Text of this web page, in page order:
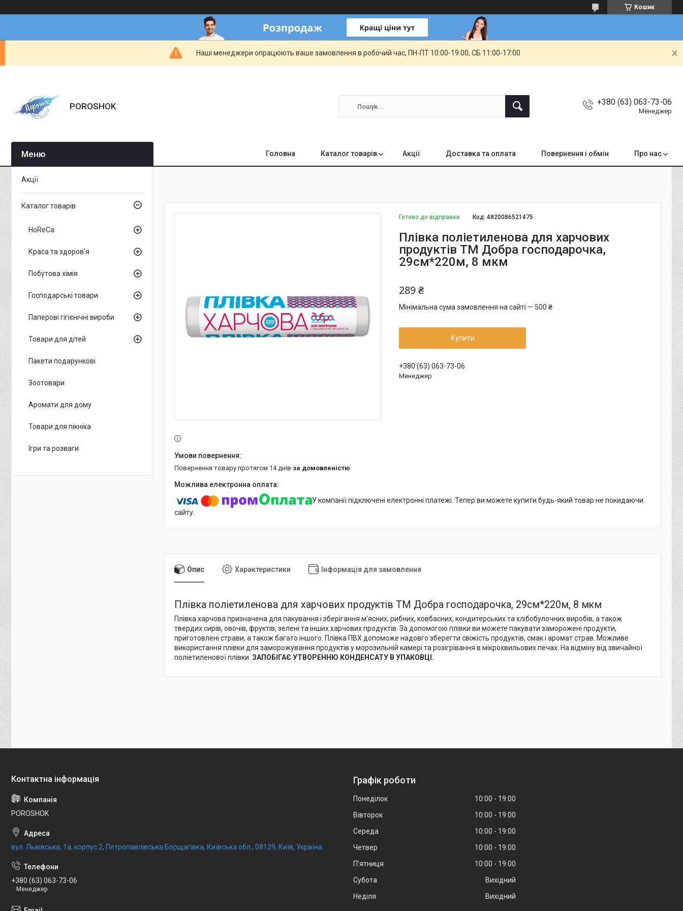
Кошик
Наші менеджери опрацюють ваше замовлення в робочий час, ПН-ПТ 10:00-19:00, СБ 11:00-17:00
POROSHOK +380 (63) 063-73-06
Менеджер
Головна Каталог товарів Акції Доставка та оплата Повернення і обмін Про нас
Готово до відправки Код:4820086521475
Плівка поліетиленова для харчових
продуктів ТМ Добра господарочка,
29см*220м, 8 мкм
289 ₴
Мінімальна сума замовлення на сайті — 500 ₴
Купити
+380 (63) 063-73-06
Менеджер
повернення товару протягом 14 днів за домовленістю
У компанії підключені електронні платежі. Тепер ви можете купити будь-який товар не покидаючи
сайту.
Опис Характеристики Інформація для замовлення
Плівка поліетиленова для харчових продуктів ТМ Добра господарочка, 29см*220м, 8 мкм
Плівка харчова призначена для пакування і зберігання м’ясних, рибних, ковбасних, кондитерських та хлібобулочних виробів, а також
твердих сирів, овочів, фруктів, зелені та інших харчових продуктів. За допомогою плівки ви можете пакувати заморожені продукти,
приготовлені страви, а також багато іншого. Плівка ПВХ допоможе надовго зберегти свіжість продуктів, смак і аромат страв. Можливе
використання плівки для заморожування продуктів у морозильній камері та розігрівання в мікрохвильових печах. На відміну від звичайної
поліетиленової плівки. ЗАПОБІГАЄ УТВОРЕННЮ КОНДЕНСАТУ В УПАКОВЦІ.
Акції
Каталог товарів
HoReCa
Краса та здоров'я
Побутова хімія
Господарські товари
Паперові гігієнічні вироби
Товари для дітей
Пакети подарункові
Зоотовари
Аромати для дому
Товари для пікніка
Ігри та розваги
POROSHOK
вул. Львівська, 1а, корпус 2, Петропавлівська Борщагівка, Київська обл., 08129, Київ, Україна
+380 (63) 063-73-06
Менеджер
Графік роботи
Понеділок 10:00
19:00
Вівторок
10:00
19:00
Середа
10:00
19:00
Четвер
10:00
19:00
Пʼятниця
10:00
19:00
Субота
Вихідний
Неділя
Вихідний